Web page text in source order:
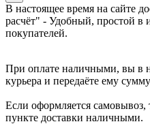
В настоящее время на сайте
расчёт" - Удобный, простой в
покупателей.
При оплате наличными, вы в
курьера и передаёте ему
Если оформляется самовывоз,
пункте доставки наличными.